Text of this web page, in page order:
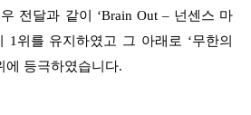
전달과 같이 ‘Brain Out – 넌센스 마
1위를 유지하였고 그 아래로 ‘무한의
에 등극하였습니다.